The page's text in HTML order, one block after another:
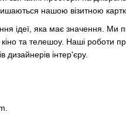
нашою візитною
ідеї, яка має значення.
та телешоу. Наші роботи
дизайнерів інтер'єру.